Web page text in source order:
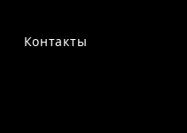
Контакты